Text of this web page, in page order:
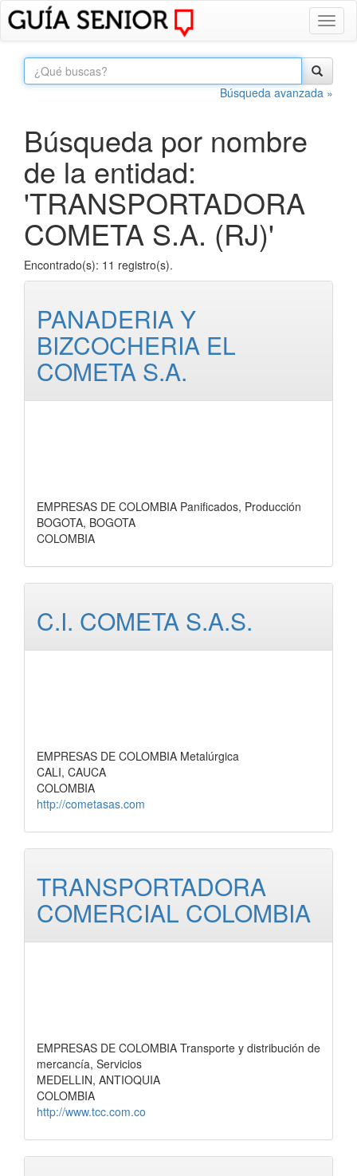
Búsqueda avanzada »
Búsqueda por nombre
de la entidad:
'TRANSPORTADORA
COMETA S.A. (RJ)'
Encontrado(s): 11 registro(s).
PANADERIA Y
BIZCOCHERIA EL
COMETA S.A.
EMPRESAS DE COLOMBIA Panificados, Producción
BOGOTA, BOGOTA
COLOMBIA
C.I. COMETA S.A.S.
EMPRESAS DE COLOMBIA Metalúrgica
CALI, CAUCA
COLOMBIA
http://cometasas.com
TRANSPORTADORA
COMERCIAL COLOMBIA
EMPRESAS DE COLOMBIA Transporte y distribución de
mercancía, Servicios
MEDELLIN, ANTIOQUIA
COLOMBIA
http://www.tcc.com.co